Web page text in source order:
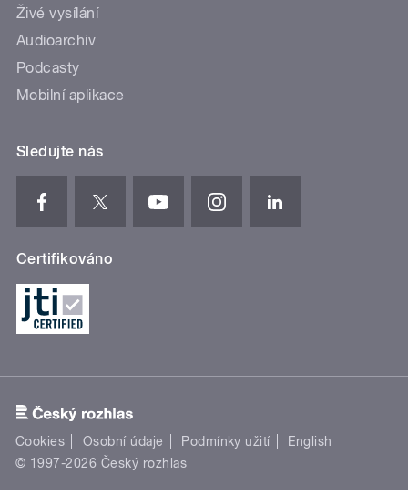
Živé vysílání
Audioarchiv
Podcasty
Mobilní aplikace
Sledujte nás
Certifikováno
Cookies Osobní údaje Podmínky užití
English
© 1997-2026 Český rozhlas